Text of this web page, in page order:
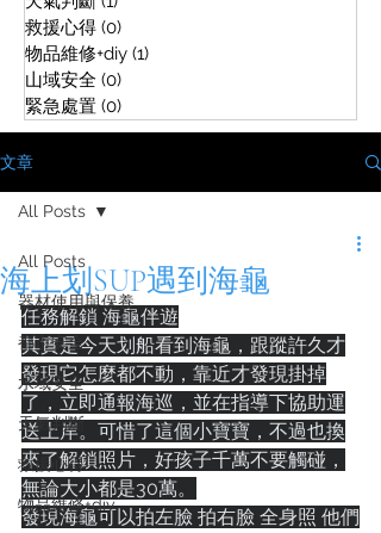
救援心得 (0)
物品維修+diy (1)
山域安全 (0)
緊急處置 (0)
文章
All Posts
器材使用與保養
都市安全
水域安全
天氣判斷
救援心得
物品維修+diy
All Posts
海上划SUP遇到海龜
任務解鎖 海龜伴遊
其實是今天划船看到海龜，跟蹤許久才
發現它怎麼都不動，靠近才發現掛掉
了，立即通報海巡，並在指導下協助運
送上岸。可惜了這個小寶寶，不過也換
來了解鎖照片，好孩子千萬不要觸碰，
無論大小都是30萬。
發現海龜可以拍左臉 拍右臉 全身照 他們